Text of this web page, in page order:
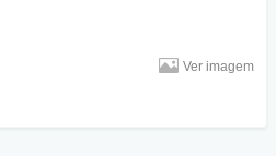
Ver imagem